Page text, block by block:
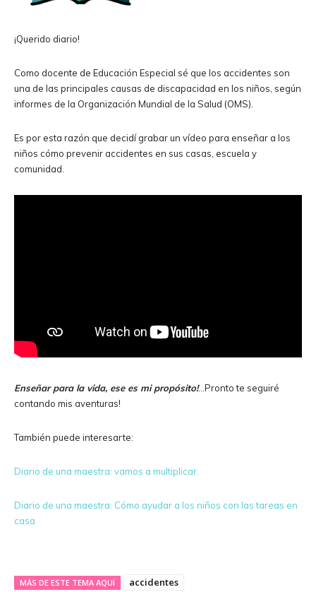
¡Querido diario!
Como docente de Educación Especial sé que los accidentes son
una de las principales causas de discapacidad en los niños, según
informes de la Organización Mundial de la Salud (OMS).
Es por esta razón que decidí grabar un vídeo para enseñar a los
niños cómo prevenir accidentes en sus casas, escuela y
comunidad.
Enseñar para la vida, ese es mi propósito!…Pronto te seguiré
contando mis aventuras!
También puede interesarte:
Diario de una maestra: vamos a multiplicar.
Diario de una maestra: Cómo ayudar a los niños con las tareas en
casa
MÁS DE ESTE TEMA AQUÏ
accidentes